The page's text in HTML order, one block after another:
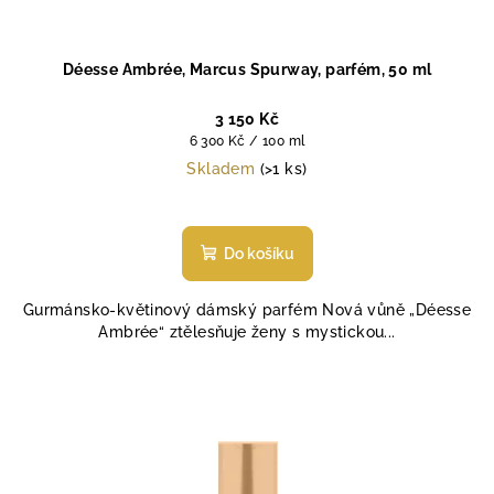
Déesse Ambrée, Marcus Spurway, parfém, 50 ml
3 150 Kč
Měrná
cena:
6 300 Kč / 100 ml
Skladem (>1 ks)
hodnocení
produktu
z
5
Do košíku
Gurmánsko-květinový dámský parfém Nová vůně „Déesse
Ambrée“ ztělesňuje ženy s mystickou...